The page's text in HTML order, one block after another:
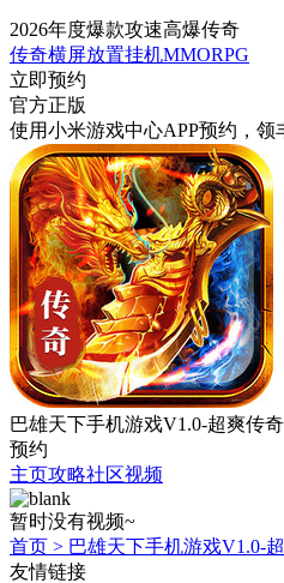
2026年度爆款攻速高爆传奇
传奇横屏放置挂机MMORPG
立即预约
官方正版
使用小米游戏中心APP预约 ，
巴雄天下手机游戏V1.0-超爽传奇
预约
主页攻略社区视频
暂时没有视频~
首页 > 巴雄天下手机游戏V1.0-
友情链接